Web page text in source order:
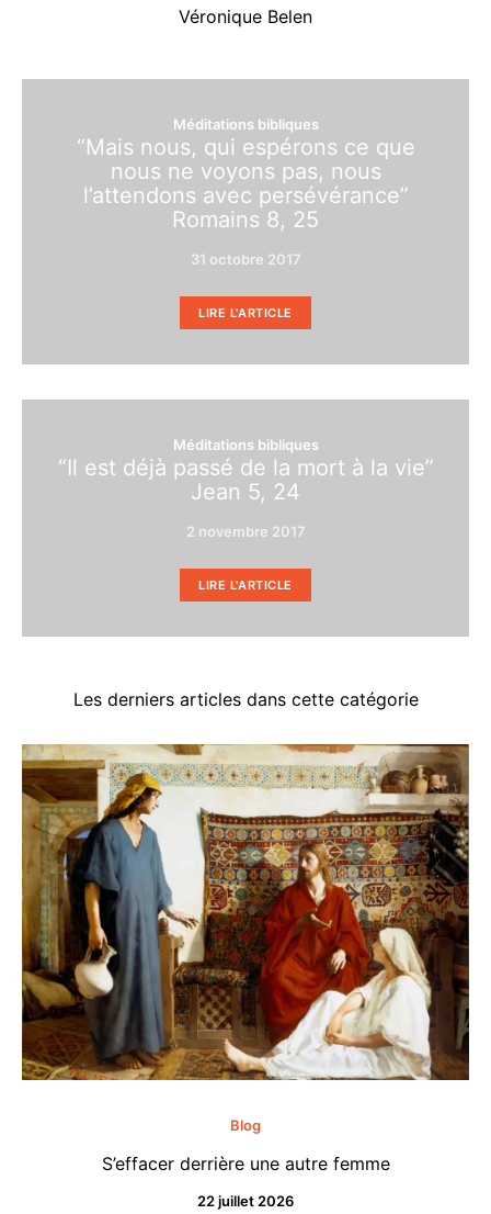
Véronique Belen
Méditations bibliques
“Mais nous, qui espérons ce que
nous ne voyons pas, nous
l’attendons avec persévérance”
Romains 8, 25
31 octobre 2017
LIRE L'ARTICLE
Méditations bibliques
“Il est déjà passé de la mort à la vie”
Jean 5, 24
2 novembre 2017
LIRE L'ARTICLE
Les derniers articles dans cette catégorie
Blog
S’effacer derrière une autre femme
22 juillet 2026